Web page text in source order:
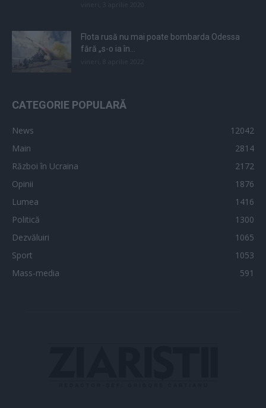
Flota rusă nu mai poate bombarda Odessa
fără „s-o ia în...
CATEGORIE POPULARĂ
News
12042
Main
2814
Război în Ucraina
2172
Opinii
1876
Lumea
1416
Politică
1300
Dezvăluiri
1065
Sport
1053
Mass-media
591